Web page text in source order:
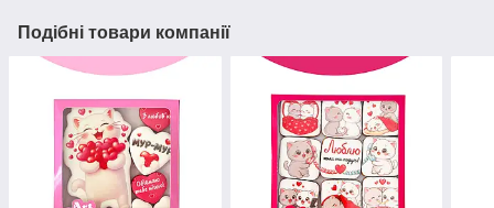
Подібні товари компанії